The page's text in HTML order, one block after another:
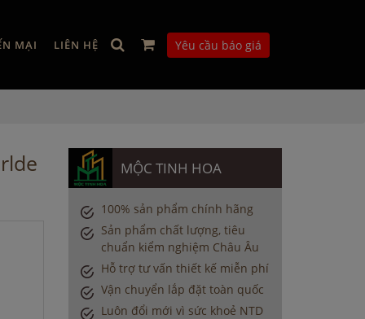
MẠI LIÊN HỆ Yêu cầu báo giá
MỘC TINH HOA
100% sản phẩm chính hãng
Sản phẩm chất lượng, tiêu
chuẩn kiểm nghiệm Châu Âu
Hỗ trợ tư vấn thiết kế miễn phí
Vận chuyển lắp đặt toàn quốc
Luôn đổi mới vì sức khoẻ NTD